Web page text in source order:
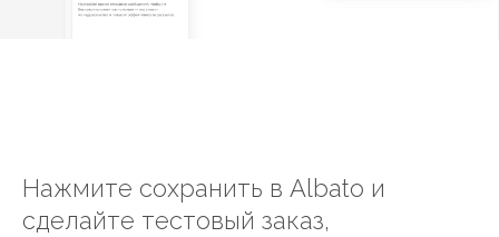
Нажмите сохранить в Albato и
сделайте тестовый заказ,